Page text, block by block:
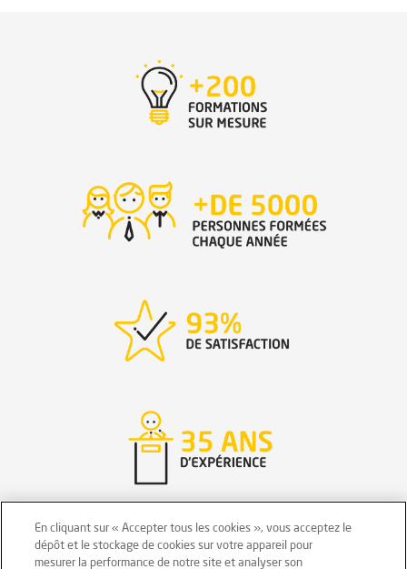
En cliquant sur « Accepter tous les cookies », vous acceptez le
dépôt et le stockage de cookies sur votre appareil pour
mesurer la performance de notre site et analyser son